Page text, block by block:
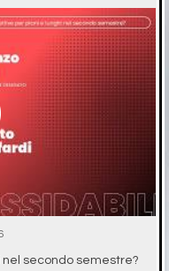
nel secondo semestre?